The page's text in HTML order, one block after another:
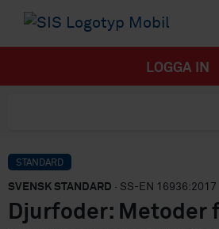
LOGGA IN
STANDARD
SVENSK STANDARD · SS-EN 16936:2017
Djurfoder: Metoder